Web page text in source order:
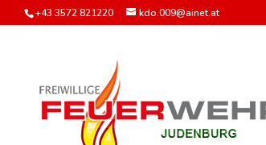
+43 3572 821220 kdo.009@ainet.at